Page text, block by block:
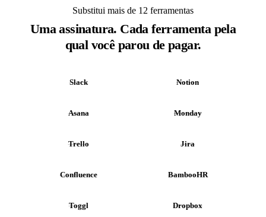
Substitui mais de 12 ferramentas
Uma assinatura. Cada ferramenta pela
qual você parou de pagar.
Slack Notion
Asana Monday
Trello Jira
Confluence BambooHR
Toggl Dropbox